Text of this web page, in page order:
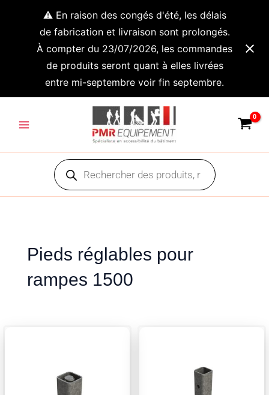
⚠️ En raison des congés d'été, les délais
de fabrication et livraison sont prolongés.
À compter du 23/07/2026, les commandes
de produits seront quant à elles livrées
entre mi-septembre voir fin septembre.
Menu
Recherche
de
produits
Pieds réglables pour
rampes 1500